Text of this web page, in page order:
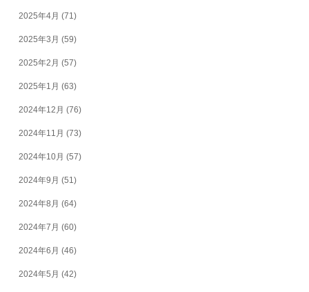
2025年4月 (71)
2025年3月 (59)
2025年2月 (57)
2025年1月 (63)
2024年12月 (76)
2024年11月 (73)
2024年10月 (57)
2024年9月 (51)
2024年8月 (64)
2024年7月 (60)
2024年6月 (46)
2024年5月 (42)